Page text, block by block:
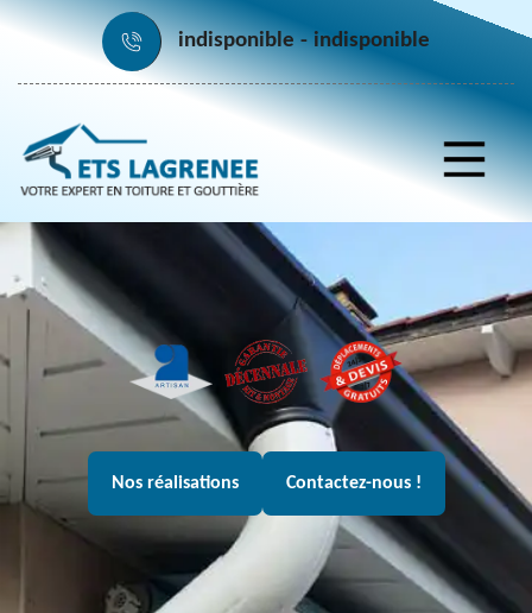
indisponible indisponible
Nos réalisations Contactez-nous !